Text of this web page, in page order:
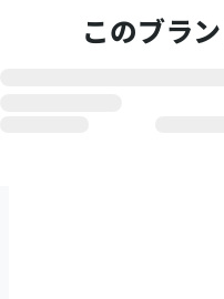
このブラ